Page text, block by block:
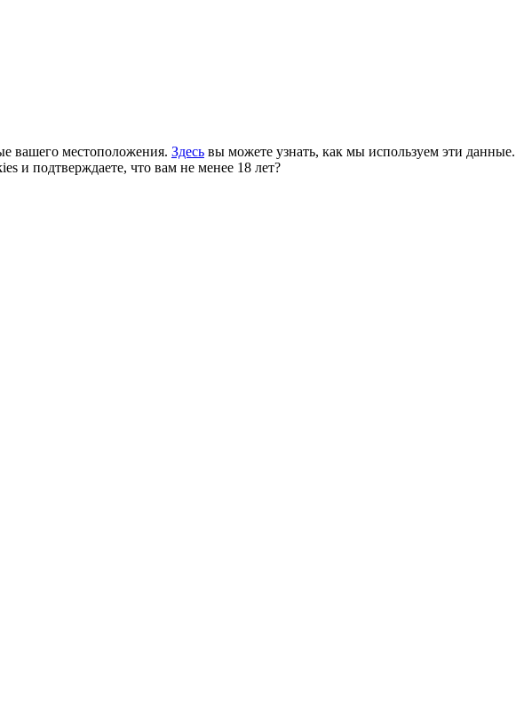
вашего местоположения. Здесь вы можете узнать, как мы используем эти данные.
и подтверждаете, что вам не менее 18 лет?